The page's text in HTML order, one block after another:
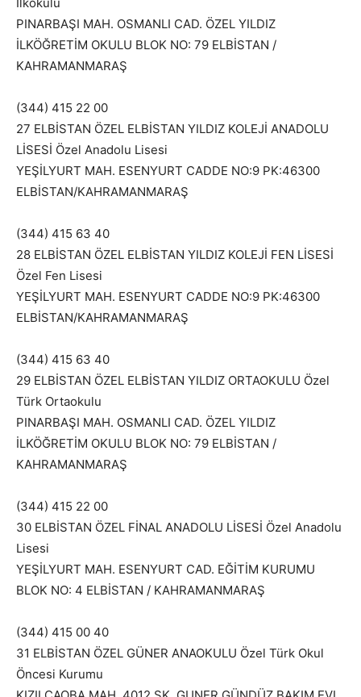
PINARBAŞI MAH. OSMANLI CAD. ÖZEL YILDIZ
İLKÖĞRETİM OKULU BLOK NO: 79 ELBİSTAN /
KAHRAMANMARAŞ
(344) 415 22 00
27 ELBİSTAN ÖZEL ELBİSTAN YILDIZ KOLEJİ ANADOLU
LİSESİ Özel Anadolu Lisesi
YEŞİLYURT MAH. ESENYURT CADDE NO:9 PK:46300
ELBİSTAN/KAHRAMANMARAŞ
(344) 415 63 40
28 ELBİSTAN ÖZEL ELBİSTAN YILDIZ KOLEJİ FEN LİSESİ
Özel Fen Lisesi
YEŞİLYURT MAH. ESENYURT CADDE NO:9 PK:46300
ELBİSTAN/KAHRAMANMARAŞ
(344) 415 63 40
29 ELBİSTAN ÖZEL ELBİSTAN YILDIZ ORTAOKULU Özel
Türk Ortaokulu
PINARBAŞI MAH. OSMANLI CAD. ÖZEL YILDIZ
İLKÖĞRETİM OKULU BLOK NO: 79 ELBİSTAN /
KAHRAMANMARAŞ
(344) 415 22 00
30 ELBİSTAN ÖZEL FİNAL ANADOLU LİSESİ Özel Anadolu
Lisesi
YEŞİLYURT MAH. ESENYURT CAD. EĞİTİM KURUMU
BLOK NO: 4 ELBİSTAN / KAHRAMANMARAŞ
(344) 415 00 40
31 ELBİSTAN ÖZEL GÜNER ANAOKULU Özel Türk Okul
Öncesi Kurumu